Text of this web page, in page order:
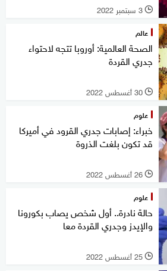
l 3 سبتمبر 2022
عالم
الصحة العالمية: أوروبا تتجه لاحتواء
جدري القردة
l 30 أغسطس 2022
علوم
خبراء: إصابات جدري القرود في أميركا
قد تكون بلغت الذروة
l 26 أغسطس 2022
علوم
حالة نادرة.. أول شخص يصاب بكورونا
والإيدز وجدري القردة معا
l 25 أغسطس 2022